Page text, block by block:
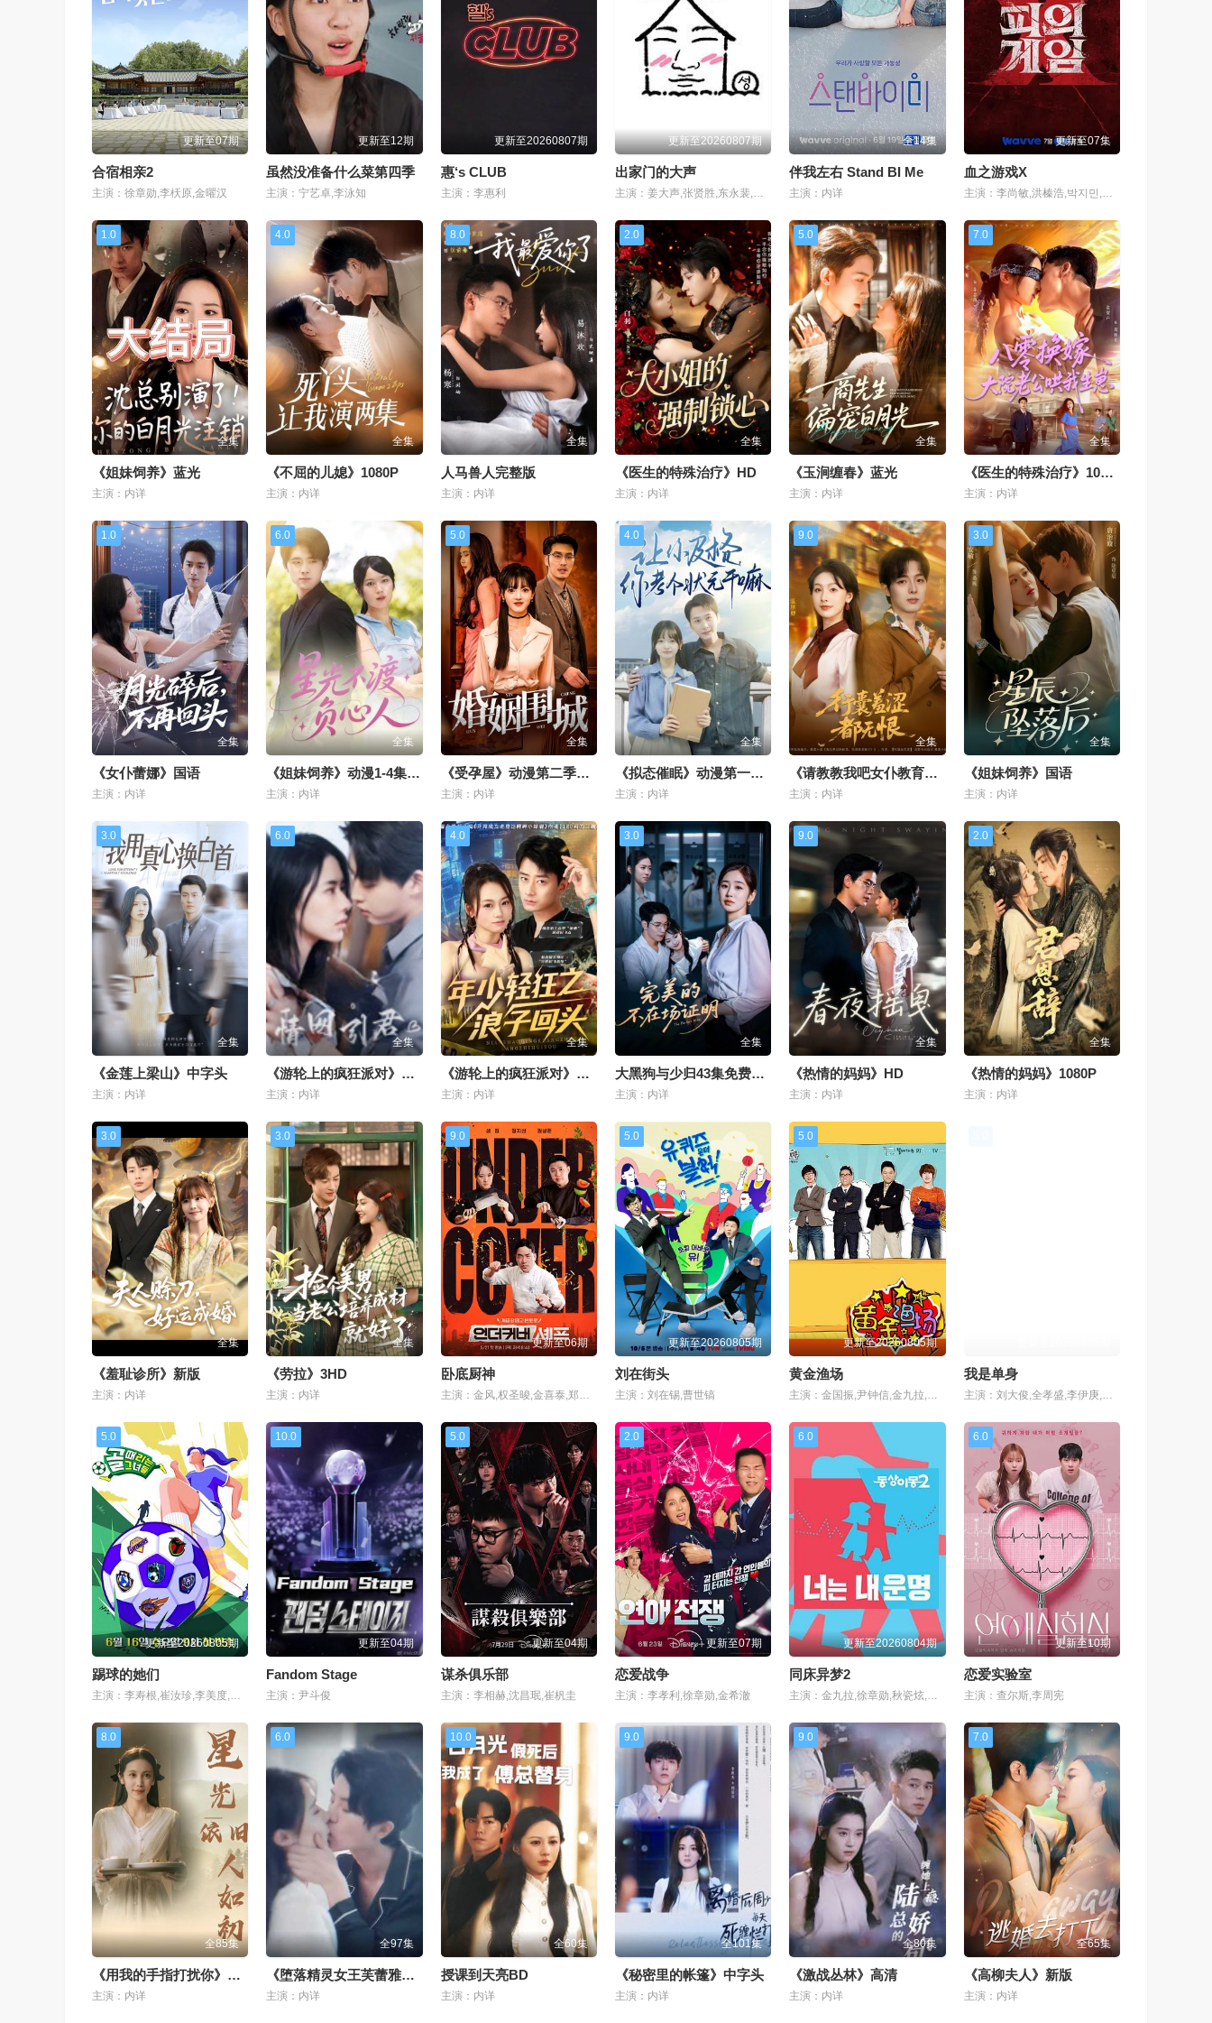
更新至07期
合宿相亲2
主演：徐章勋,李枖原,金曜汉
更新至12期
虽然没准备什么菜第四季
主演：宁艺卓,李泳知
更新至20260807期
惠‘s CLUB
主演：李惠利
更新至20260807期
出家门的大声
主演：姜大声,张贤胜,东永裴,周元,高庚杓,朴志妍 Gummy,李娜拉,柳伊秀,尹厦情,朴山多拉,李准,李侑菲,李正信,崔东旭,金俊秀,金炯秀,权志龙
全14集
伴我左右 Stand BI Me
主演：内详
更新至07集
血之游戏X
主演：李尚敏,洪榛浩,박지민,곽범,서출구,하승진
1.0
全集
《姐妹饲养》蓝光
主演：内详
4.0
全集
《不屈的儿媳》1080P
主演：内详
8.0
全集
人马兽人完整版
主演：内详
2.0
全集
《医生的特殊治疗》HD
主演：内详
5.0
全集
《玉涧缠春》蓝光
主演：内详
7.0
全集
《医生的特殊治疗》1080P
主演：内详
1.0
全集
《女仆蕾娜》国语
主演：内详
6.0
全集
《姐妹饲养》动漫1-4集观看
主演：内详
5.0
全集
《受孕屋》动漫第二季百度网盘
主演：内详
4.0
全集
《拟态催眠》动漫第一集在线观看
主演：内详
9.0
全集
《请教教我吧女仆教育》蓝光
主演：内详
3.0
全集
《姐妹饲养》国语
主演：内详
3.0
全集
《金莲上梁山》中字头
主演：内详
6.0
全集
《游轮上的疯狂派对》国语
主演：内详
4.0
全集
《游轮上的疯狂派对》全集
主演：内详
3.0
全集
大黑狗与少归43集免费播放
主演：内详
9.0
全集
《热情的妈妈》HD
主演：内详
2.0
全集
《热情的妈妈》1080P
主演：内详
3.0
全集
《羞耻诊所》新版
主演：内详
3.0
全集
《劳拉》3HD
主演：内详
9.0
更新至06期
卧底厨神
主演：金风,权圣晙,金喜泰,郑智善
5.0
更新至20260805期
刘在街头
主演：刘在锡,曹世镐
5.0
更新至20260805期
黄金渔场
主演：金国振,尹钟信,金九拉,曹圭贤,梁俊日
我是单身
主演：刘大俊,全孝盛,李伊庚,宋海娜
5.0
更新至20260805期
踢球的她们
主演：李寿根,崔汝珍,李美度,金才禾,张真熙,郑慧仁,池易洙,이영표,한채아,심하은,명서현,양은지,남현희,박승희,이성미,신봉선,이경실,조혜련
10.0
更新至04期
Fandom Stage
主演：尹斗俊
5.0
更新至04期
谋杀俱乐部
主演：李相赫,沈昌珉,崔杋圭
2.0
更新至07期
恋爱战争
主演：李孝利,徐章勋,金希澈
6.0
更新至20260804期
同床异梦2
主演：金九拉,徐章勋,秋瓷炫,于晓光
6.0
更新至10期
恋爱实验室
主演：查尔斯,李周宪
8.0
全85集
《用我的手指打扰你》国语
主演：内详
6.0
全97集
《堕落精灵女王芙蕾雅》HD
主演：内详
10.0
全60集
授课到天亮BD
主演：内详
9.0
全101集
《秘密里的帐篷》中字头
主演：内详
9.0
全80集
《激战丛林》高清
主演：内详
7.0
全65集
《高柳夫人》新版
主演：内详